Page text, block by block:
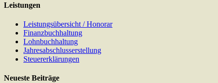
Leistungen
Leistungsübersicht / Honorar
Finanzbuchhaltung
Lohnbuchhaltung
Jahresabschlusserstellung
Steuererklärungen
Neueste Beiträge